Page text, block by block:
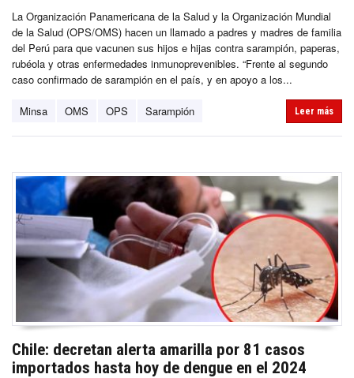
La Organización Panamericana de la Salud y la Organización Mundial
de la Salud (OPS/OMS) hacen un llamado a padres y madres de familia
del Perú para que vacunen sus hijos e hijas contra sarampión, paperas,
rubéola y otras enfermedades inmunoprevenibles. “Frente al segundo
caso confirmado de sarampión en el país, y en apoyo a los...
Minsa OMS OPS Sarampión Leer más
Chile: decretan alerta amarilla por 81 casos
importados hasta hoy de dengue en el 2024